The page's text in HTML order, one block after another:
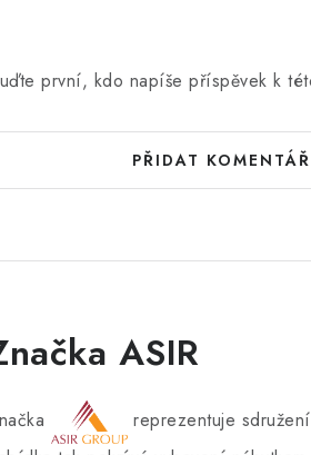
první, kdo napíše příspěvek k
PŘIDAT KOMENTÁŘ
ASIR
reprezentuje